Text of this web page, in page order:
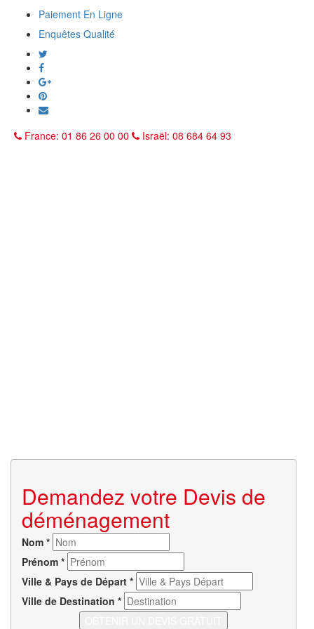
Paiement En Ligne
Enquêtes Qualité
France: 01 86 26 00 00 Israël: 08 684 64 93
Demandez votre Devis de
déménagement
Nom *
Prénom *
Ville & Pays de Départ *
Ville de Destination *